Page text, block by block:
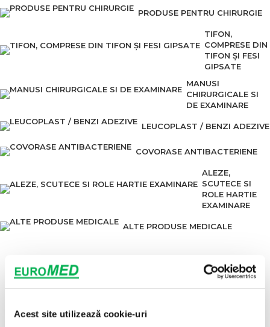
Acest site utilizează cookie-uri
PRODUSE PENTRU CHIRURGIE
TIFON,
COMPRESE DIN
TIFON ȘI FESI
GIPSATE
MANUSI
CHIRURGICALE SI
DE EXAMINARE
LEUCOPLAST / BENZI ADEZIVE
COVORASE ANTIBACTERIENE
ALEZE,
SCUTECE SI
ROLE HARTIE
EXAMINARE
ALTE PRODUSE MEDICALE